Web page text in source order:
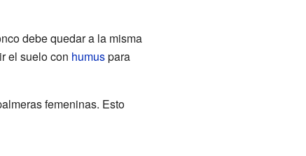
debe quedar a la misma
el suelo con humuspara
femeninas. Esto